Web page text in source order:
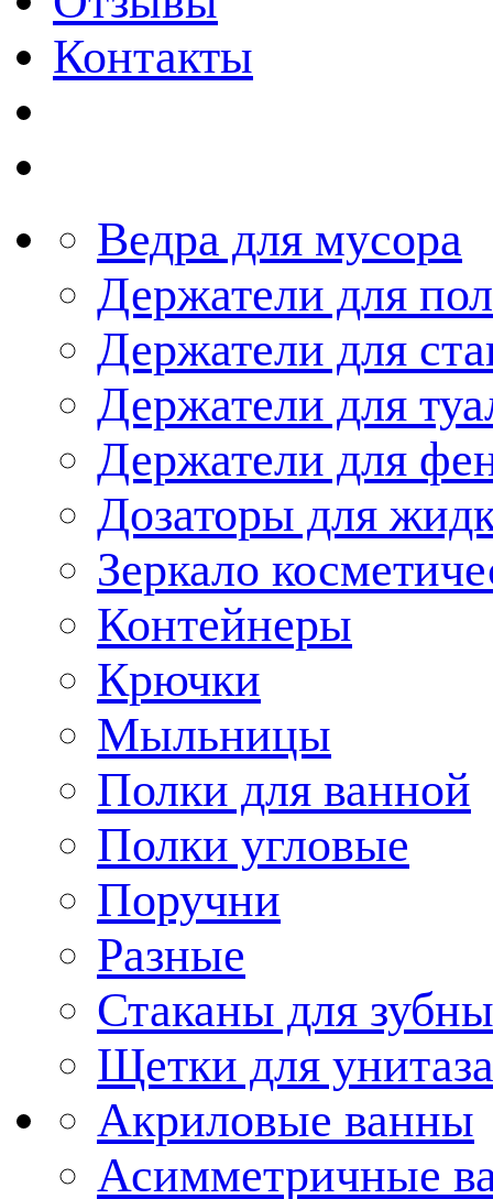
Контакты
Ведра для мусора
Держатели для
Держатели для
Держатели для
Держатели для
Дозаторы для
Зеркало
Контейнеры
Крючки
Мыльницы
Полки для ванной
Полки угловые
Поручни
Разные
Стаканы для
Щетки для унитаза
Акриловые ванны
Асимметричные